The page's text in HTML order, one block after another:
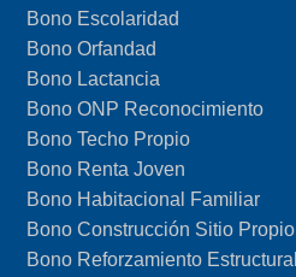
Bono Escolaridad
Bono Orfandad
Bono Lactancia
Bono ONP Reconocimiento
Bono Techo Propio
Bono Renta Joven
Bono Habitacional Familiar
Bono Construcción Sitio Propio
Bono Reforzamiento Estructural